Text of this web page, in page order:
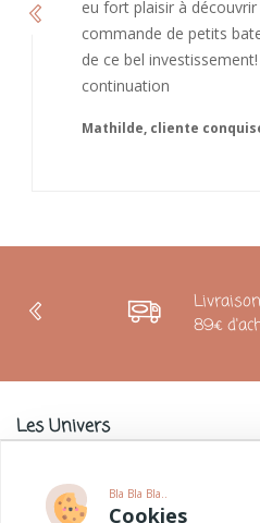
Bla Bla Bla..
Cookies
Caroline
89€
Les Univers
Charlie & La Petite Souris